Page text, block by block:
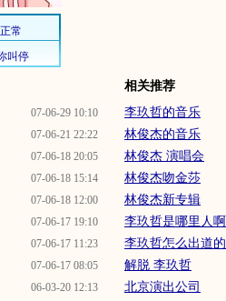
07-06-29 10:10
07-06-21 22:22
07-06-18 20:05
07-06-18 15:14
07-06-18 12:00
07-06-17 19:10
07-06-17 11:23
07-06-17 08:05
06-03-20 12:13
相关推荐
李玖哲的音乐
林俊杰的音乐
林俊杰 演唱会
林俊杰吻金莎
林俊杰新专辑
李玖哲是哪里人啊
李玖哲怎么出道的
解脱 李玖哲
北京演出公司